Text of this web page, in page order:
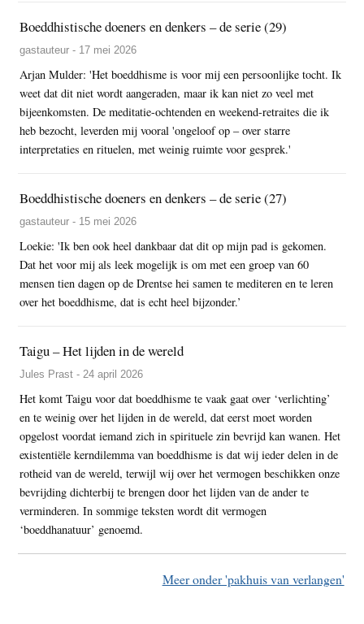
Boeddhistische doeners en denkers – de serie (29)
gastauteur - 17 mei 2026
Arjan Mulder: 'Het boeddhisme is voor mij een persoonlijke tocht. Ik
weet dat dit niet wordt aangeraden, maar ik kan niet zo veel met
bijeenkomsten. De meditatie-ochtenden en weekend-retraites die ik
heb bezocht, leverden mij vooral 'ongeloof op – over starre
interpretaties en rituelen, met weinig ruimte voor gesprek.'
Boeddhistische doeners en denkers – de serie (27)
gastauteur - 15 mei 2026
Loekie: 'Ik ben ook heel dankbaar dat dit op mijn pad is gekomen.
Dat het voor mij als leek mogelijk is om met een groep van 60
mensen tien dagen op de Drentse hei samen te mediteren en te leren
over het boeddhisme, dat is echt heel bijzonder.’
Taigu – Het lijden in de wereld
Jules Prast - 24 april 2026
Het komt Taigu voor dat boeddhisme te vaak gaat over ‘verlichting’
en te weinig over het lijden in de wereld, dat eerst moet worden
opgelost voordat iemand zich in spirituele zin bevrijd kan wanen. Het
existentiële kerndilemma van boeddhisme is dat wij ieder delen in de
rotheid van de wereld, terwijl wij over het vermogen beschikken onze
bevrijding dichterbij te brengen door het lijden van de ander te
verminderen. In sommige teksten wordt dit vermogen
‘boeddhanatuur’ genoemd.
Meer onder 'pakhuis van verlangen'